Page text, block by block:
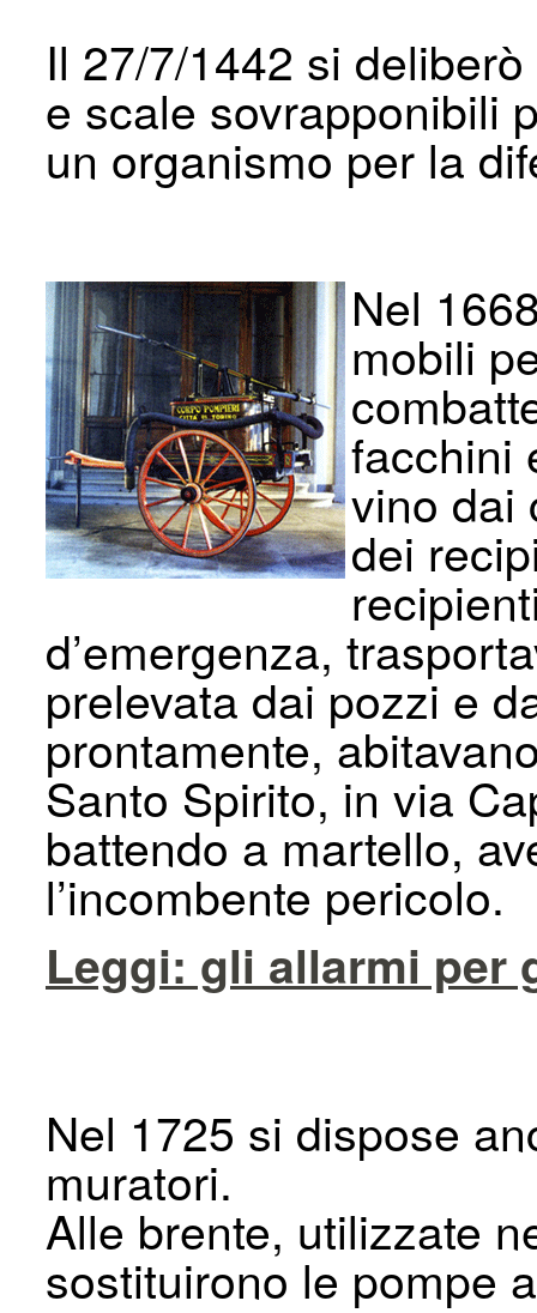
Il 27/7/1442 si
e scale sovrapponibili
un organismo per la
Nel
mobili
facchini
vino dai
dei
d’emergenza,
prelevata dai pozzi e
prontamente,
Santo Spirito, in via
battendo a martello,
l’incombente pericolo.
Leggi: gli allarmi per
Nel 1725 si dispose
muratori.
Alle brente, utilizzate
sostituirono le pompe